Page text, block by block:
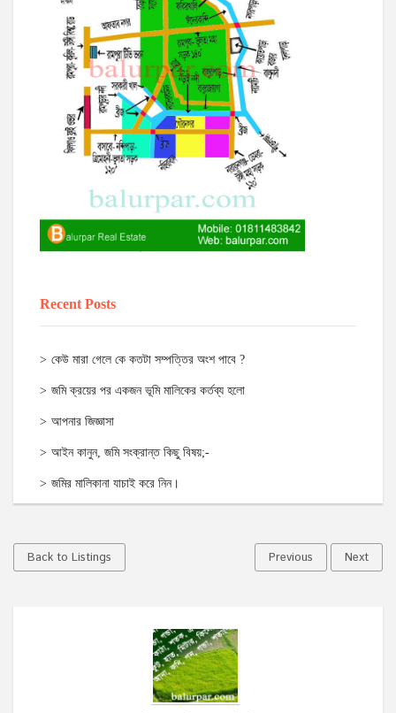
Recent Posts
কেউ মারা গেলে কে কতটা সম্পত্তির অংশ পাবে ?
জমি ক্রয়ের পর একজন ভূমি মালিকের কর্তব্য হলো
আপনার জিজ্ঞাসা
আইন কানুন, জমি সংক্রান্ত কিছু বিষয়;-
জমির মালিকানা যাচাই করে নিন।
Back to Listings Previous Next